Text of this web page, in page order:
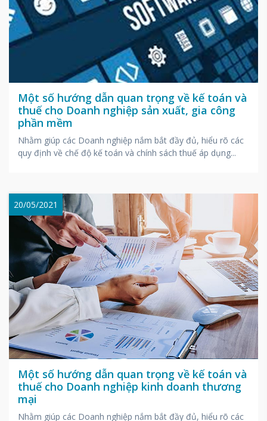
Một số hướng dẫn quan trọng về kế toán và
thuế cho Doanh nghiệp sản xuất, gia công
phần mềm
Nhằm giúp các Doanh nghiệp nắm bắt đầy đủ, hiểu rõ các
quy định về chế độ kế toán và chính sách thuế áp dụng...
20/05/2021
Một số hướng dẫn quan trọng về kế toán và
thuế cho Doanh nghiệp kinh doanh thương
mại
Nhằm giúp các Doanh nghiệp nắm bắt đầy đủ, hiểu rõ các